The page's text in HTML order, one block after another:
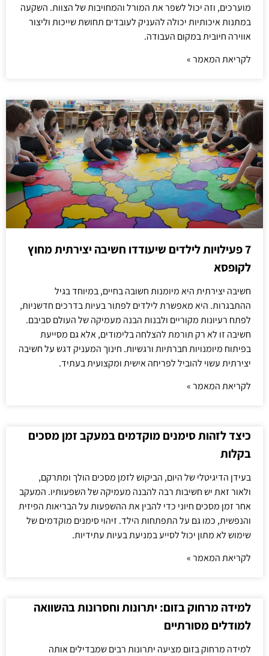
מוערכים, וזה יכול לשפר את המורל והמחויבות של הצוות. השקעה
במתנות איכותיות יכולה להעניק לעובדים תחושת שייכות וליצור
אווירה חיובית במקום העבודה.
לקריאת המאמר »
7 פעילויות לילדים שיעודדו חשיבה יצירתית מחוץ
לקופסא
חשיבה יצירתית היא מיומנות חשובה בחיים, במיוחד בגיל
ההתבגרות. היא מאפשרת לילדים לפתור בעיות בדרכים חדשניות,
לפתח רעיונות מקוריים ולבנות הבנה מעמיקה של העולם סביבם.
חשיבה זו לא רק תורמת להצלחה בלימודים, אלא גם מסייעת
בפיתוח מיומנויות חברתיות ורגשיות. חינוך המעניק דגש על חשיבה
יצירתית עשוי להוביל לפריחה אישית ומקצועית בעתיד.
לקריאת המאמר »
כיצד לזהות סימנים מוקדמים במעקב זמן מסכים
בקלות
בעידן הדיגיטלי של היום, הביקוש לזמן מסכים הולך ומתרקם,
ולאור זאת יש חשיבות רבה להבנה מעמיקה של השפעותיו. המעקב
אחר זמן מסכים חיוני כדי להבין את ההשפעות על הבריאות הפיזית
והנפשית, כמו גם על התפתחות הילד. זיהוי סימנים מוקדמים של
שימוש לא מתון יכול לסייע במניעת בעיות עתידיות.
לקריאת המאמר »
למידה מרחוק בזום: יתרונות וחסרונות בהשוואה
למודלים מסורתיים
למידה מרחוק בזום מציעה יתרונות רבים שמבדילים אותה